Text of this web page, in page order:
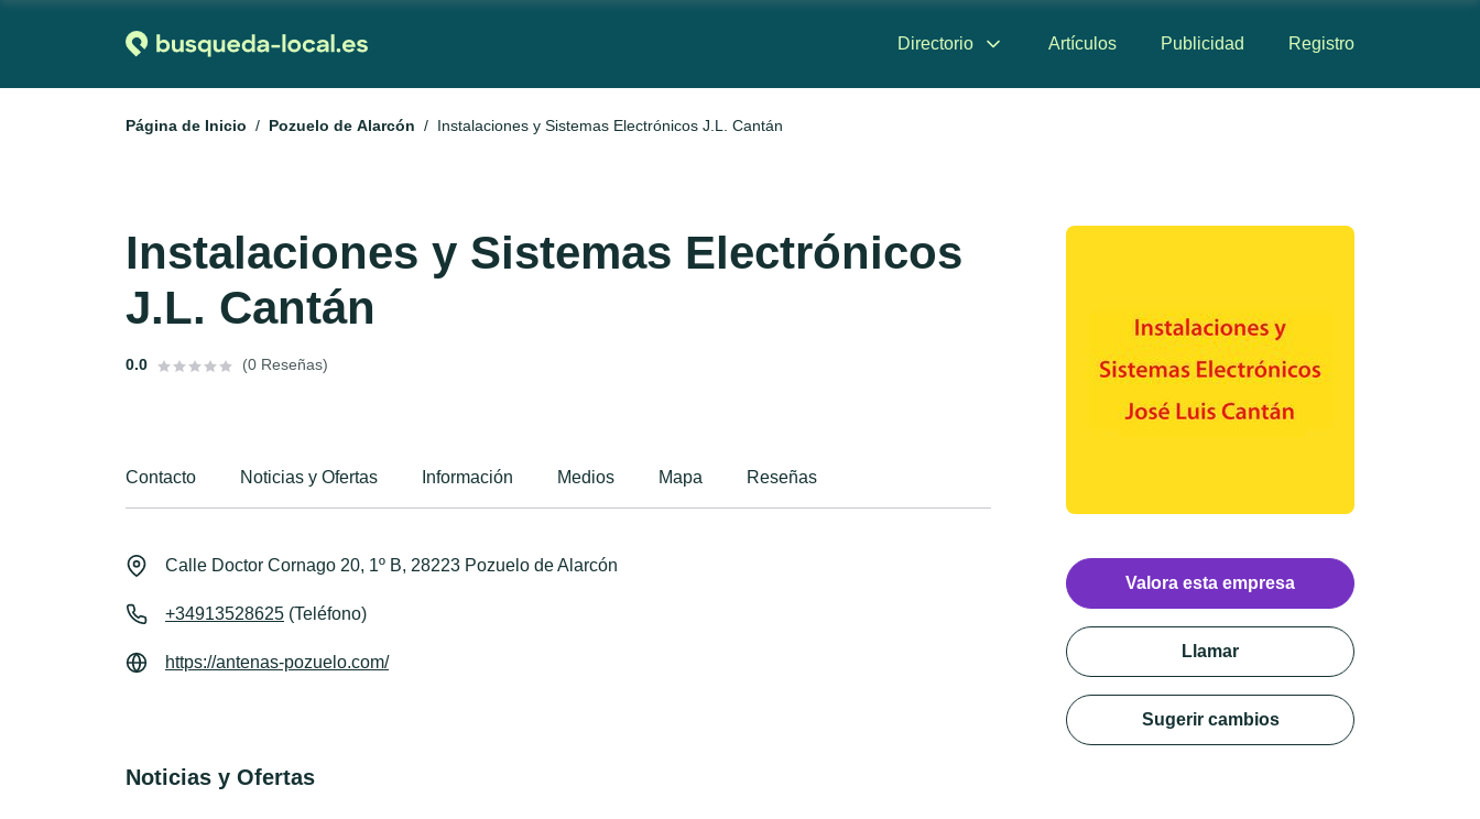
Directorio Artículos Publicidad Registro
Página de Inicio Pozuelo de Alarcón Instalaciones y Sistemas Electrónicos J.L. Cantán
Instalaciones y Sistemas Electrónicos
J.L. Cantán
0.0 (0 Reseñas)
Contacto Noticias y Ofertas Información Medios Mapa Reseñas
Calle Doctor Cornago 20, 1º B, 28223 Pozuelo de Alarcón
+34913528625 (Teléfono)
https://antenas-pozuelo.com/
Noticias y Ofertas
Valora esta empresa
Llamar
Sugerir cambios